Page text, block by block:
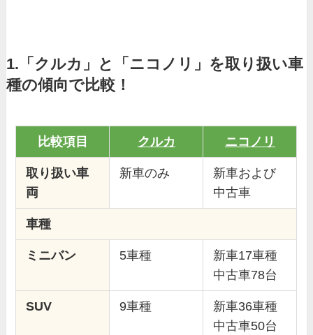
1.「クルカ」と「ニコノリ」を取り扱い車
種の傾向で比較！
比較項目 クルカ ニコノリ
取り扱い車
両
新車のみ
新車および
中古車
車種
ミニバン 5車種
新車17車種
中古車78台
SUV 9車種
新車36車種
中古車50台